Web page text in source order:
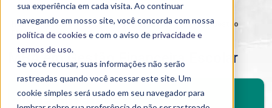
sua experiência em cada visita. Ao continuar
navegando em nosso site, você concorda com nossa
política de cookies e com o aviso deprivacidade e
termos de uso.
Se você recusar, suas informações não serão
rastreadas quando você acessar este site. Um
cookie simples será usado em seu navegador para
Home > Cursos > EAD > Pós-graduação >MBA em Gestão
Financeira Escolar
MBA em Gestão Financeira Escolar
Investimento
BENEFÍCIOS